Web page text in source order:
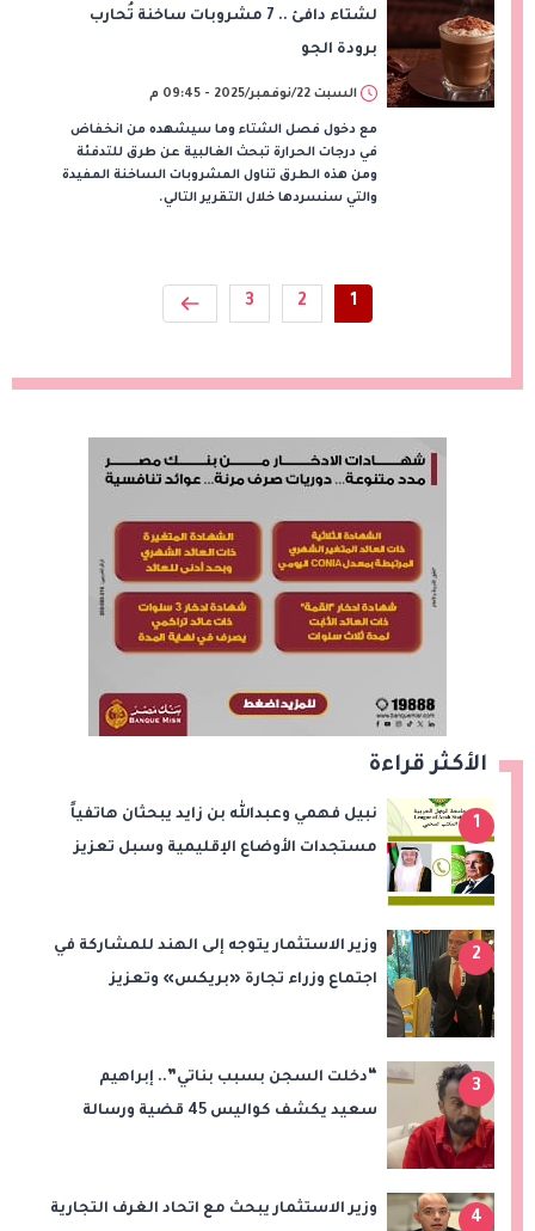
لشتاء دافئ .. 7 مشروبات ساخنة تُحارب
برودة الجو
السبت 22/نوفمبر/2025 - 09:45 م
مع دخول فصل الشتاء وما سيشهده من انخفاض
في درجات الحرارة تبحث الغالبية عن طرق للتدفئة
ومن هذه الطرق تناول المشروبات الساخنة المفيدة
والتي سنسردها خلال التقرير التالي.
1
2
3
الأكثر قراءة
1
نبيل فهمي وعبدالله بن زايد يبحثان هاتفياً
مستجدات الأوضاع الإقليمية وسبل تعزيز
2
وزير الاستثمار يتوجه إلى الهند للمشاركة في
اجتماع وزراء تجارة «بريكس» وتعزيز
3
“دخلت السجن بسبب بناتي”.. إبراهيم
سعيد يكشف كواليس 45 قضية ورسالة
4
وزير الاستثمار يبحث مع اتحاد الغرف التجارية